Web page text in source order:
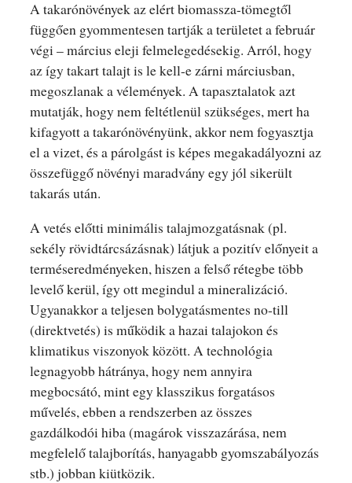
A takarónövények az elért biomassza-tömegtől
függően gyommentesen tartják a területet a február
végi – március eleji felmelegedésekig. Arról, hogy
az így takart talajt is le kell-e zárni márciusban,
megoszlanak a vélemények. A tapasztalatok azt
mutatják, hogy nem feltétlenül szükséges, mert ha
kifagyott a takarónövényünk, akkor nem fogyasztja
el a vizet, és a párolgást is képes megakadályozni az
összefüggő növényi maradvány egy jól sikerült
takarás után.
A vetés előtti minimális talajmozgatásnak (pl.
sekély rövidtárcsázásnak) látjuk a pozitív előnyeit a
terméseredményeken, hiszen a felső rétegbe több
levelő kerül, így ott megindul a mineralizáció.
Ugyanakkor a teljesen bolygatásmentes no-till
(direktvetés) is működik a hazai talajokon és
klimatikus viszonyok között. A technológia
legnagyobb hátránya, hogy nem annyira
megbocsátó, mint egy klasszikus forgatásos
művelés, ebben a rendszerben az összes
gazdálkodói hiba (magárok visszazárása, nem
megfelelő talajborítás, hanyagabb gyomszabályozás
stb.) jobban kiütközik.